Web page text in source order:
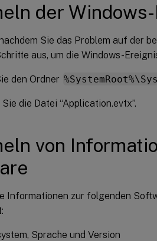
der
Sie das Problem auf der
aus, um die Windows-
den Ordner
die Datei “Application.evtx”.
von
Informationen zur folgenden
Sprache und Version